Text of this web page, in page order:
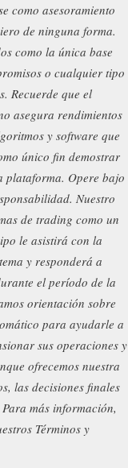
como asesoramiento
de ninguna forma.
como la única base
o cualquier tipo
Recuerde que el
asegura rendimientos
y software que
único fin demostrar
plataforma. Opere bajo
Nuestro
de trading como un
le asistirá con la
y responderá a
el período de la
orientación sobre
para ayudarle a
sus operaciones y
ofrecemos nuestra
las decisiones finales
más información,
Términos y